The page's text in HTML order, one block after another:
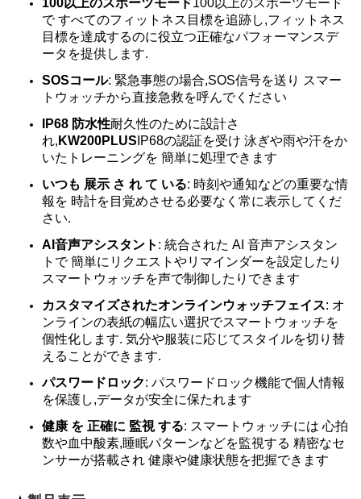
100以上のスポーツモード 100以上のスポーツモード
で すべてのフィットネス目標を追跡し,フィットネス
目標を達成するのに役立つ正確なパフォーマンスデ
ータを提供します.
SOSコール: 緊急事態の場合,SOS信号を送り スマー
トウォッチから直接急救を呼んでください
IP68 防水性耐久性のために設計さ
れ, KW200PLUS IP68の認証を受け 泳ぎや雨や汗をか
いたトレーニングを 簡単に処理できます
いつも 展示 さ れ て いる: 時刻や通知などの重要な情
報を 時計を目覚めさせる必要なく常に表示してくだ
さい.
AI音声アシスタント : 統合された AI 音声アシスタン
トで 簡単にリクエストやリマインダーを設定したり
スマートウォッチを声で制御したりできます
カスタマイズされたオンラインウォッチフェイス: オ
ンラインの表紙の幅広い選択でスマートウォッチを
個性化します. 気分や服装に応じてスタイルを切り替
えることができます.
パスワードロック: パスワードロック機能で個人情報
を保護し,データが安全に保たれます
健康 を 正確に 監視 する: スマートウォッチには 心拍
数や血中酸素,睡眠パターンなどを監視する 精密なセ
ンサーが搭載され 健康や健康状態を把握できます